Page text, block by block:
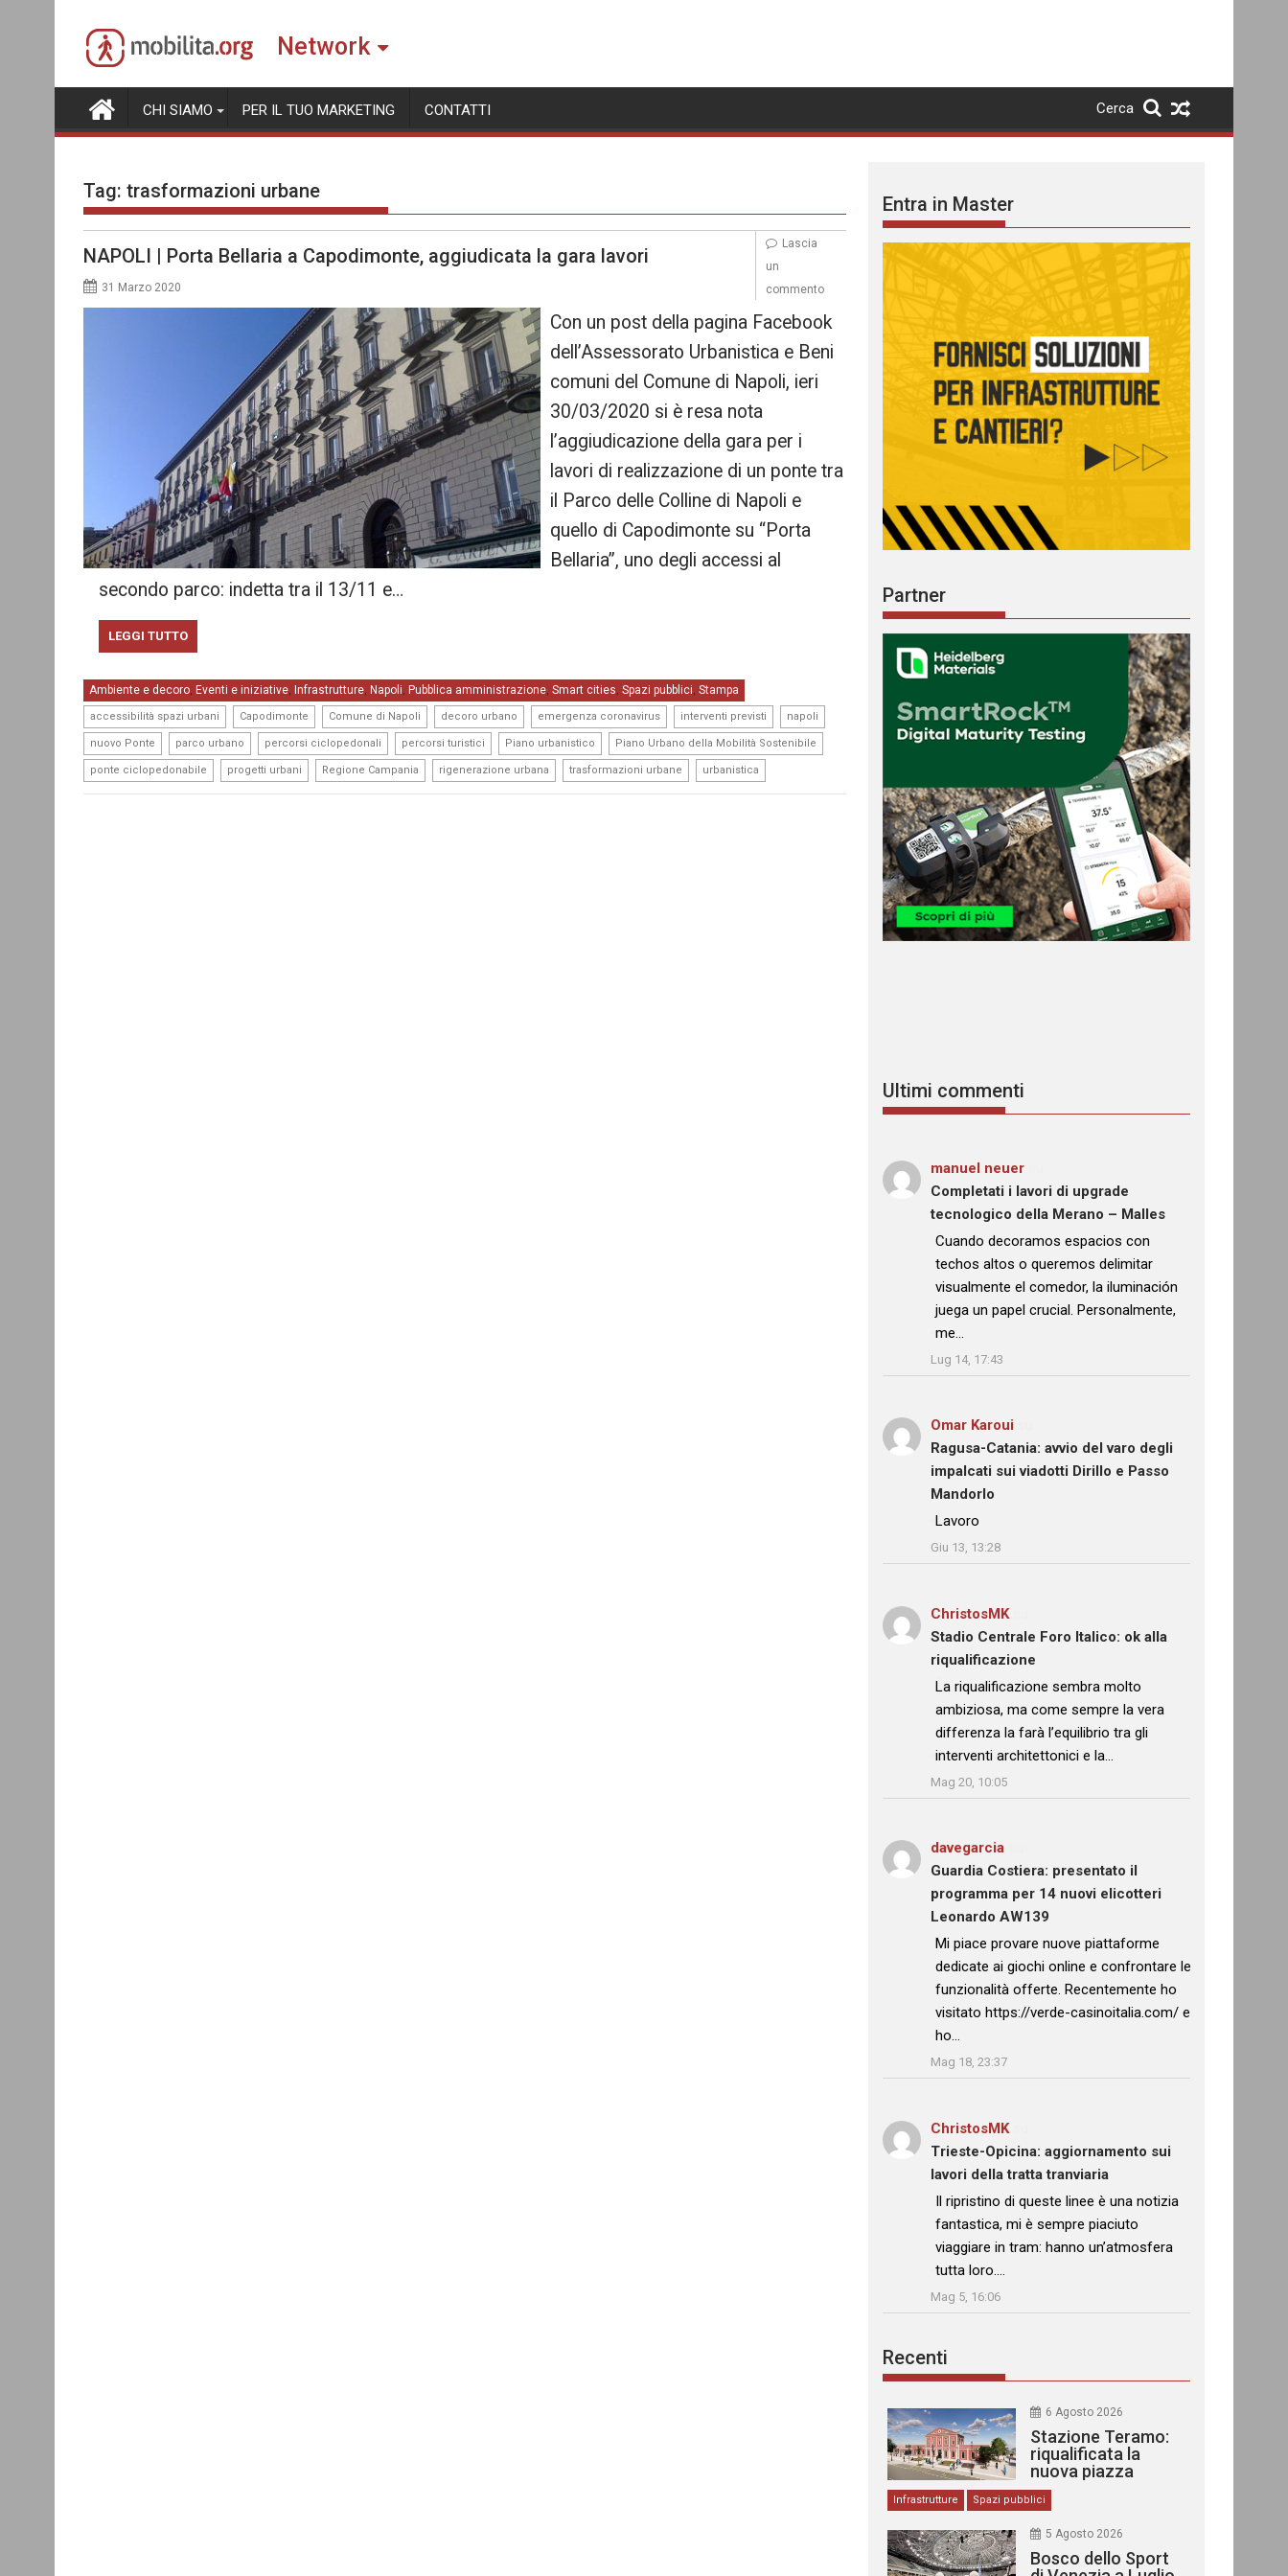
content
Network
CHI SIAMO PER IL TUO MARKETING CONTATTI Cerca
Tag: trasformazioni urbane
NAPOLI | Porta Bellaria a Capodimonte, aggiudicata la gara lavori
31 Marzo 2020
Con un post della pagina Facebook
dell’Assessorato Urbanistica e Beni
comuni del Comune di Napoli, ieri
30/03/2020 si è resa nota
l’aggiudicazione della gara per i
lavori di realizzazione di un ponte tra
il Parco delle Colline di Napoli e
quello di Capodimonte su “Porta
Bellaria”, uno degli accessi al
secondo parco: indetta tra il 13/11 e…
LEGGI TUTTO
Ambiente e decoro, Eventi e iniziative, Infrastrutture, Napoli, Pubblica amministrazione, Smart cities, Spazi pubblici, Stampa
accessibilità spazi urbani Capodimonte Comune di Napoli decoro urbano emergenza coronavirus interventi previsti napoli
nuovo Ponte parco urbano percorsi ciclopedonali percorsi turistici Piano urbanistico Piano Urbano della Mobilità Sostenibile
ponte ciclopedonabile progetti urbani Regione Campania rigenerazione urbana trasformazioni urbane urbanistica
Lascia
un
commento
Entra in Master
Partner
Ultimi commenti
manuel neuer
Completati i lavori di upgrade
tecnologico della Merano – Malles
: “
Cuando decoramos espacios con
techos altos o queremos delimitar
visualmente el comedor, la iluminación
juega un papel crucial. Personalmente,
me…
Lug 14, 17:43
Omar Karoui
Ragusa-Catania: avvio del varo degli
impalcati sui viadotti Dirillo e Passo
Mandorlo
: “Lavoro
Giu 13, 13:28
ChristosMKsu
Stadio Centrale Foro Italico: ok alla
riqualificazione
: “La riqualificazione sembra molto
ambiziosa, ma come sempre la vera
differenza la farà l’equilibrio tra gli
interventi architettonici e la…
Mag 20, 10:05
davegarcia
Guardia Costiera: presentato il
programma per 14 nuovi elicotteri
Leonardo AW139
: “
Mi piace provare nuove piattaforme
dedicate ai giochi online e confrontare le
funzionalità offerte. Recentemente ho
visitato https://verde-casinoitalia.com/ e
ho…
Mag 18, 23:37
ChristosMKsu
Trieste-Opicina: aggiornamento sui
lavori della tratta tranviaria
: “
Il ripristino di queste linee è una notizia
fantastica, mi è sempre piaciuto
viaggiare in tram: hanno un’atmosfera
tutta loro.…
Mag 5, 16:06
Recenti
6 Agosto 2026
Stazione Teramo:
riqualificata la
nuova piazza
urbana
Infrastrutture Spazi pubblici
5 Agosto 2026
Bosco dello Sport